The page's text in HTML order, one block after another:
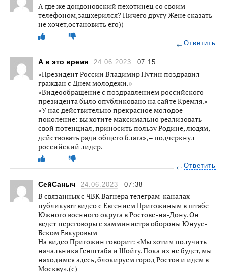
А где же дондоновский пехотинец со своим
телефоном,зашхерился? Ничего другу Жене сказать
не хочет,остановить его))
Ответить
А в это время 24.06.2023 07:15
«Президент России Владимир Путин поздравил
граждан с Днем молодежи.»
«Видеообращение с поздравлением российского
президента было опубликовано на сайте Кремля.»
«У нас действительно прекрасное молодое
поколение: вы хотите максимально реализовать
свой потенциал, приносить пользу Родине, людям,
действовать ради общего блага», – подчеркнул
российский лидер.
Ответить
СейСаныч 24.06.2023 07:38
В связанных с ЧВК Вагнера телеграм-каналах
публикуют видео с Евгением Пригожиным в штабе
Южного военного округа в Ростове-на-Дону. Он
ведет переговоры с замминистра обороны Юнуус-
Беком Евкуровым
На видео Пригожин говорит: «Мы хотим получить
начальника Генштаба и Шойгу. Пока их не будет, мы
находимся здесь, блокируем город Ростов и идем в
Москву».(с)